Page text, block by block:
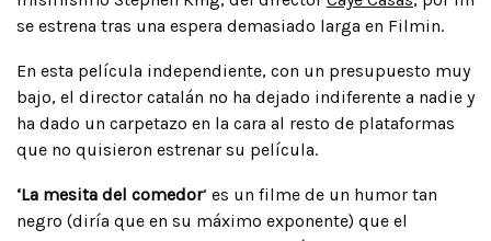
se estrena tras una espera demasiado larga en Filmin.
En esta película independiente, con un presupuesto muy
bajo, el director catalán no ha dejado indiferente a nadie y
ha dado un carpetazo en la cara al resto de plataformas
que no quisieron estrenar su película.
‘La mesita del comedor‘ es un filme de un humor tan
negro (diría que en su máximo exponente) que el